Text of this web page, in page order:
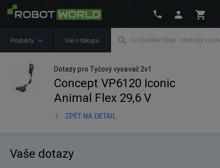
Produkty Vše o nákupu
Dotazy pro Tyčový vysavač 2v1
Concept VP6120 Iconic
Animal Flex 29,6 V
ZPĚT NA DETAIL
Vaše dotazy